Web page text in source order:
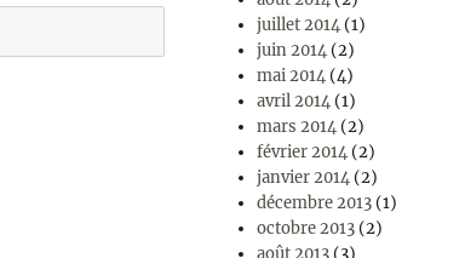
juillet 2014 (1)
juin 2014 (2)
mai 2014 (4)
avril 2014 (1)
mars 2014 (2)
février 2014 (2)
janvier 2014 (2)
décembre 2013 (1)
octobre 2013 (2)
août 2013 (3)